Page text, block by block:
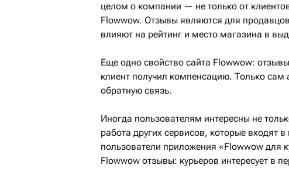
целом о компании — не только от
Flowwow. Отзывы являются для
влияют на рейтинг и место магазина в
Еще одно свойство сайта Flowwow:
клиент получил компенсацию. Только
обратную связь.
Иногда пользователям интересны не
работа других сервисов, которые входят
пользователи приложения «Flowwow для
Flowwow отзывы: курьеров интересует в